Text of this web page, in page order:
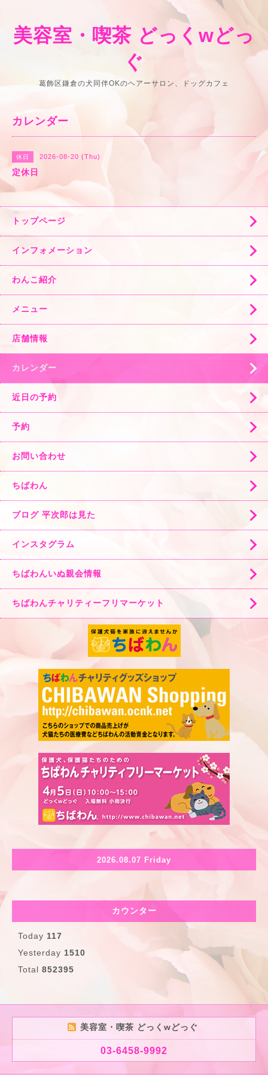
美容室・喫茶 どっくwどっ
ぐ
葛飾区鎌倉の犬同伴OKのヘアーサロン、ドッグカフェ
カレンダー
休日 2026-08-20 (Thu)
定休日
トップページ
インフォメーション
わんこ紹介
メニュー
店舗情報
カレンダー
近日の予約
予約
お問い合わせ
ちばわん
ブログ 平次郎は見た
インスタグラム
ちばわんいぬ親会情報
ちばわんチャリティーフリマーケット
2026.08.07 Friday
カウンター
Today 117
Yesterday 1510
Total 852395
美容室・喫茶 どっくwどっぐ
03-6458-9992